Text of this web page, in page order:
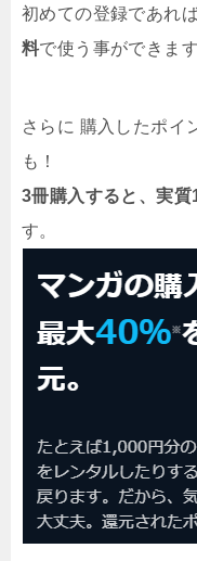
初めての登録であれ
料で使う事ができます
さらに 購入したポイ
も！
3冊購入すると、実質
す。